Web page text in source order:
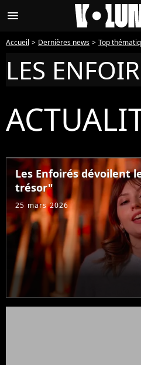
menu
Accueil Dernières news Top
LES
Les Enfoirés dévoilent
trésor"
25 mars 2026